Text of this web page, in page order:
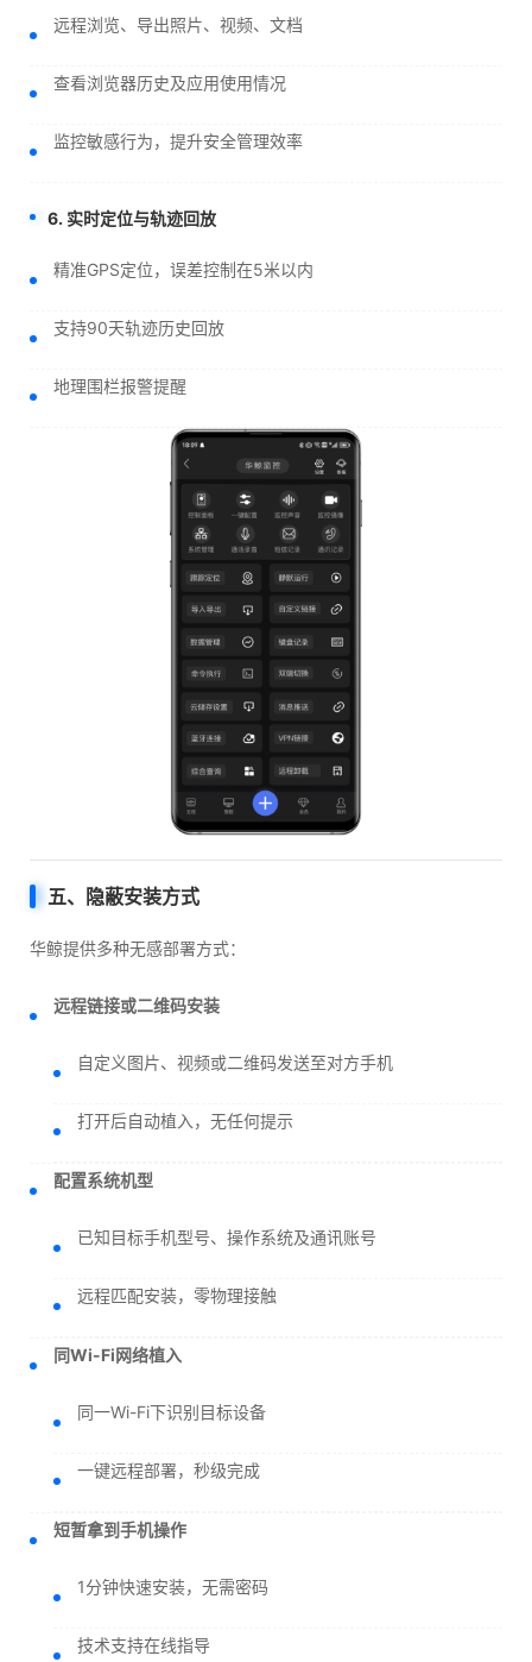
远程浏览、导出照片、视频、文档
查看浏览器历史及应用使用情况
监控敏感行为，提升安全管理效率
6. 实时定位与轨迹回放
精准GPS定位，误差控制在5米以内
支持90天轨迹历史回放
地理围栏报警提醒
五、隐蔽安装方式
华鲸提供多种无感部署方式：
远程链接或二维码安装
自定义图片、视频或二维码发送至对方手机
打开后自动植入，无任何提示
配置系统机型
已知目标手机型号、操作系统及通讯账号
远程匹配安装，零物理接触
同Wi-Fi网络植入
同一Wi-Fi下识别目标设备
一键远程部署，秒级完成
短暂拿到手机操作
1分钟快速安装，无需密码
技术支持在线指导